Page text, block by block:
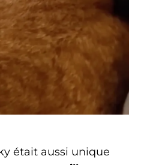
était aussi unique